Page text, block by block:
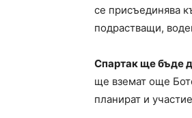
се присъединява
подрастващи,
Спартак ще бъде
ще вземат още
планират и